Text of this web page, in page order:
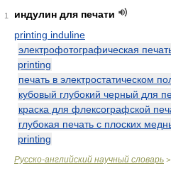
1
индулин для печати
printing induline
электрофотографическая
printing
печать в электростатическом
кубовый глубокий черный для
краска для флексографской
глубокая печать с плоских
printing
Русско-английский научный словарь >